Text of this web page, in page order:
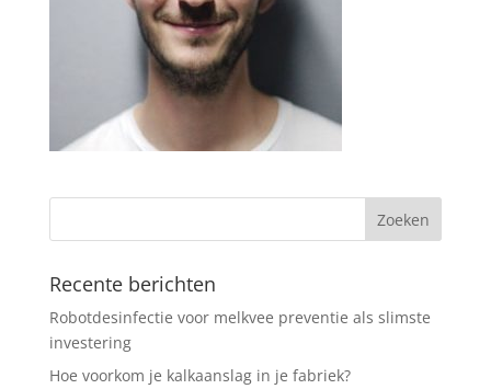
Recente berichten
Robotdesinfectie voor melkvee preventie als slimste
investering
Hoe voorkom je kalkaanslag in je fabriek?